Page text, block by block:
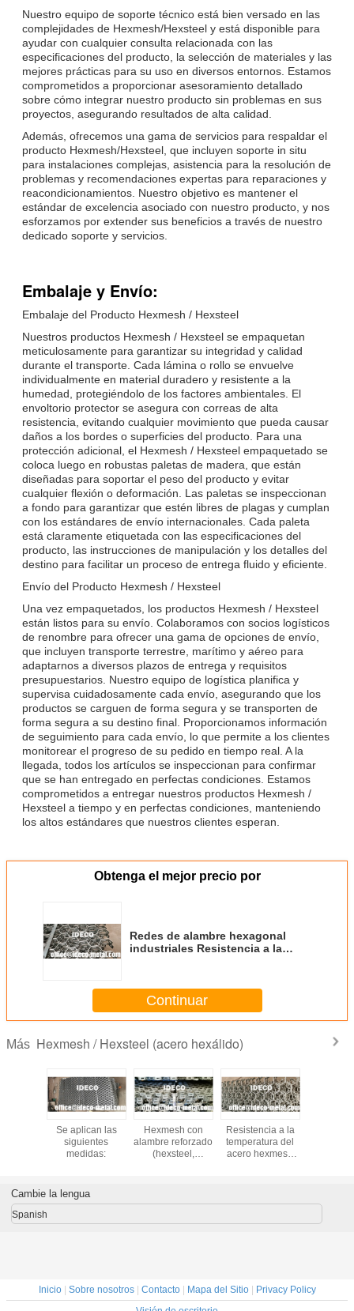
Nuestro equipo de soporte técnico está bien versado en las
complejidades de Hexmesh/Hexsteel y está disponible para
ayudar con cualquier consulta relacionada con las
especificaciones del producto, la selección de materiales y las
mejores prácticas para su uso en diversos entornos. Estamos
comprometidos a proporcionar asesoramiento detallado
sobre cómo integrar nuestro producto sin problemas en sus
proyectos, asegurando resultados de alta calidad.
Además, ofrecemos una gama de servicios para respaldar el
producto Hexmesh/Hexsteel, que incluyen soporte in situ
para instalaciones complejas, asistencia para la resolución de
problemas y recomendaciones expertas para reparaciones y
reacondicionamientos. Nuestro objetivo es mantener el
estándar de excelencia asociado con nuestro producto, y nos
esforzamos por extender sus beneficios a través de nuestro
dedicado soporte y servicios.
Embalaje y Envío:
Embalaje del Producto Hexmesh / Hexsteel
Nuestros productos Hexmesh / Hexsteel se empaquetan
meticulosamente para garantizar su integridad y calidad
durante el transporte. Cada lámina o rollo se envuelve
individualmente en material duradero y resistente a la
humedad, protegiéndolo de los factores ambientales. El
envoltorio protector se asegura con correas de alta
resistencia, evitando cualquier movimiento que pueda causar
daños a los bordes o superficies del producto. Para una
protección adicional, el Hexmesh / Hexsteel empaquetado se
coloca luego en robustas paletas de madera, que están
diseñadas para soportar el peso del producto y evitar
cualquier flexión o deformación. Las paletas se inspeccionan
a fondo para garantizar que estén libres de plagas y cumplan
con los estándares de envío internacionales. Cada paleta
está claramente etiquetada con las especificaciones del
producto, las instrucciones de manipulación y los detalles del
destino para facilitar un proceso de entrega fluido y eficiente.
Envío del Producto Hexmesh / Hexsteel
Una vez empaquetados, los productos Hexmesh / Hexsteel
están listos para su envío. Colaboramos con socios logísticos
de renombre para ofrecer una gama de opciones de envío,
que incluyen transporte terrestre, marítimo y aéreo para
adaptarnos a diversos plazos de entrega y requisitos
presupuestarios. Nuestro equipo de logística planifica y
supervisa cuidadosamente cada envío, asegurando que los
productos se carguen de forma segura y se transporten de
forma segura a su destino final. Proporcionamos información
de seguimiento para cada envío, lo que permite a los clientes
monitorear el progreso de su pedido en tiempo real. A la
llegada, todos los artículos se inspeccionan para confirmar
que se han entregado en perfectas condiciones. Estamos
comprometidos a entregar nuestros productos Hexmesh /
Hexsteel a tiempo y en perfectas condiciones, manteniendo
los altos estándares que nuestros clientes esperan.
Obtenga el mejor precio por
Redes de alambre hexagonal
industriales Resistencia a la
revestimiento de hornos
Continuar
Más Hexmesh / Hexsteel (acero hexálido)
Se aplican las
siguientes
medidas:
Hexmesh con
alambre reforzado
(hexsteel,
Resistencia a la
temperatura del
acero hexmesh
Cambie la lengua
Spanish
Inicio| Sobre nosotros| Contacto| Mapa del Sitio|
Privacy Policy